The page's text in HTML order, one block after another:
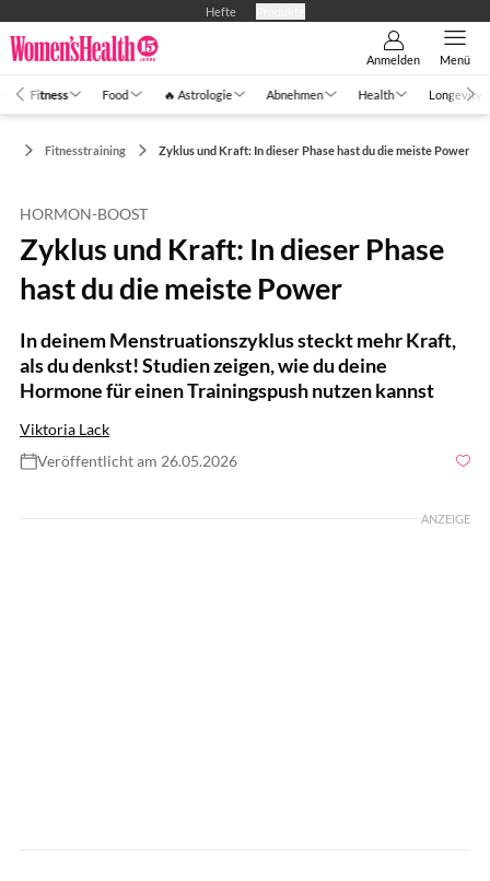
Hefte
Anmelden Menü
Fitness Food 🔥 Astrologie Abnehmen Health Longevity
Fitnesstraining Zyklus und Kraft: In dieser Phase hast du die meiste Power
HORMON-BOOST
Zyklus und Kraft: In dieser Phase
hast du die meiste Power
In deinem Menstruationszyklus steckt mehr Kraft,
als du denkst! Studien zeigen, wie du deine
Hormone für einen Trainingspush nutzen kannst
Viktoria Lack
Veröffentlicht am 26.05.2026
ANZEIGE